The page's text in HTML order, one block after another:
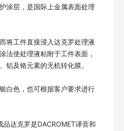
涂层，是国际上金属表面处理
将工件直接浸入达克罗处理液
法使处理液粘附于工件表面，
铝及铬元素的无机转化膜。
白色，也可根据客户要求进行
品达克罗是DACROMET译音和